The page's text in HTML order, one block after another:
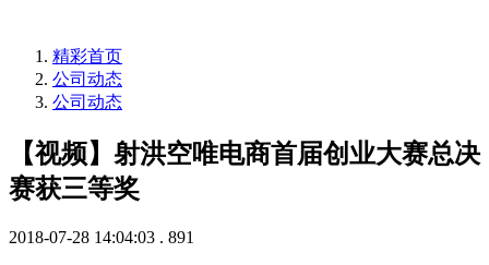
精彩首页
公司动态
公司动态
【视频】射洪空唯电商首届创业大赛总决
赛获三等奖
2018-07-28 14:04:03 . 891